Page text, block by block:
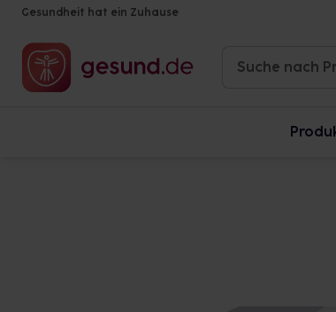
Gesundheit hat ein Zuhause